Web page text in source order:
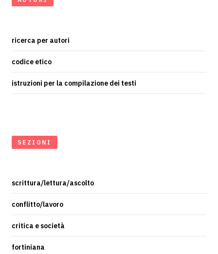
ricerca per autori
codice etico
istruzioni per la compilazione dei testi
SEZIONI
scrittura/lettura/ascolto
conflitto/lavoro
critica e società
fortiniana